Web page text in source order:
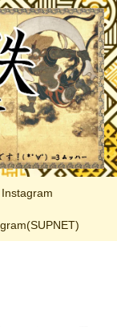
Instagram